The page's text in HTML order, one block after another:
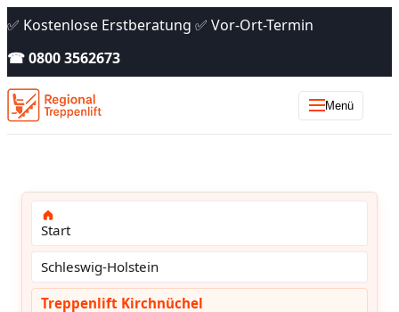
✅ Kostenlose Erstberatung ✅ Vor-Ort-Termin
☎ 0800 3562673
Menü
Start
Schleswig-Holstein
Treppenlift Kirchnüchel